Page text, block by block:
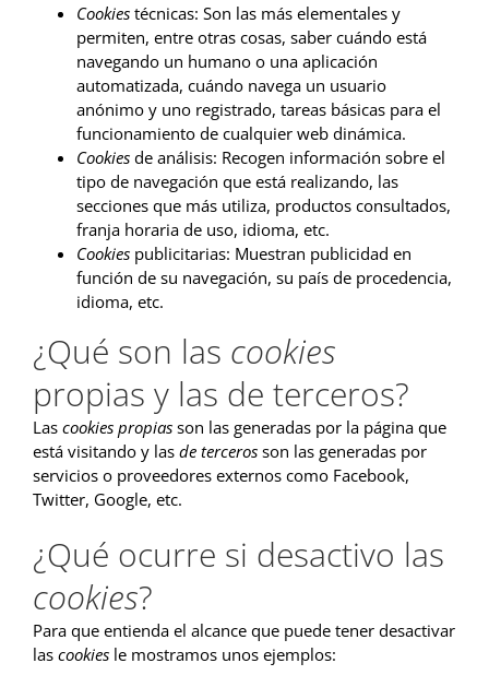
Cookies técnicas: Son las más elementales y
permiten, entre otras cosas, saber cuándo está
navegando un humano o una aplicación
automatizada, cuándo navega un usuario
anónimo y uno registrado, tareas básicas para el
funcionamiento de cualquier web dinámica.
Cookies de análisis: Recogen información sobre el
tipo de navegación que está realizando, las
secciones que más utiliza, productos consultados,
franja horaria de uso, idioma, etc.
Cookies publicitarias: Muestran publicidad en
función de su navegación, su país de procedencia,
idioma, etc.
¿Qué son las cookies
propias y las de terceros?
Las cookies propias son las generadas por la página que
está visitando y las de terceros son las generadas por
servicios o proveedores externos como Facebook,
Twitter, Google, etc.
¿Qué ocurre si desactivo las
cookies?
Para que entienda el alcance que puede tener desactivar
las cookies le mostramos unos ejemplos: